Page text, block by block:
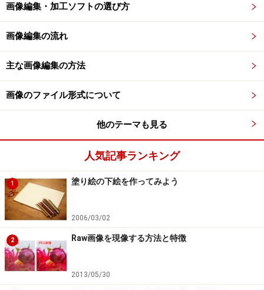
す。
また、同じメーカー、同じショップから購入した同規
格、同容量のメモリであっても、チップの構成によって
デュアルチャネルにならない場合もありますから、デュ
アルチャネルを活用し高速化したい場合は、同規格同容
昨今のメモリは、基本的にデュアルチャネルに対応して
いますので、基本的には、同じ規格で同じ容量のメモリ
ンボードメモリの容量など、組み合わせによっては、デ
ュアルチャンネル転送を意識すると大容量のメモリが搭
載できない場合もあります。そういった場合は、デュア
ルチャンネル転送にこだわらなくても良いでしょう。
特にグラフィッカーの皆さんでしたら、デュアルチャン
ネルよりも大容量の方が、メモリの増設のメリットが感
じられます。
画像編集・加工ソフトの選び方
画像編集の流れ
主な画像編集の方法
画像のファイル形式について
他のテーマも見る
人気記事ランキング
1 塗り絵の下絵を作ってみよう
2006/03/02
2 Raw画像を現像する方法と特徴
2013/05/30